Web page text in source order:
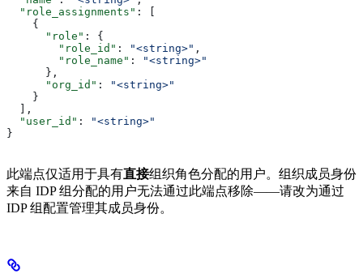
  "role_assignments"
: [
    {
      "role"
: {
        "role_id"
: "<string>" ,
        "role_name"
:
"<string>"
      },
      "org_id"
:
"<string>"
    }
  ],
  "user_id"
:
"<string>"
}
此端点仅适用于具有直接组织角色分配的用户。组织成员身份
来自 IDP 组分配的用户无法通过此端点移除——请改为通过
IDP 组配置管理其成员身份。